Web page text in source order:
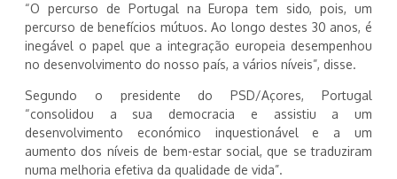
“O percurso de Portugal na Europa tem sido, pois, um
percurso de benefícios mútuos. Ao longo destes 30 anos, é
inegável o papel que a integração europeia desempenhou
no desenvolvimento do nosso país, a vários níveis”, disse.
Segundo o presidente do PSD/Açores, Portugal
“consolidou a sua democracia e assistiu a um
desenvolvimento económico inquestionável e a um
aumento dos níveis de bem-estar social, que se traduziram
numa melhoria efetiva da qualidade de vida”.